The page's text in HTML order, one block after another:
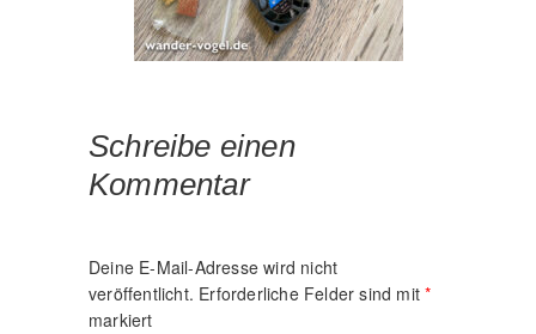
Schreibe einen
Kommentar
Deine E-Mail-Adresse wird nicht
veröffentlicht. Erforderliche Felder sind mit*
markiert